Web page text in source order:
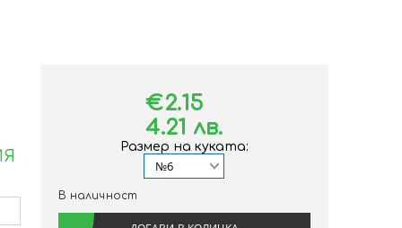
€2.15
4.21 лв.
Размер на куката:
В наличност